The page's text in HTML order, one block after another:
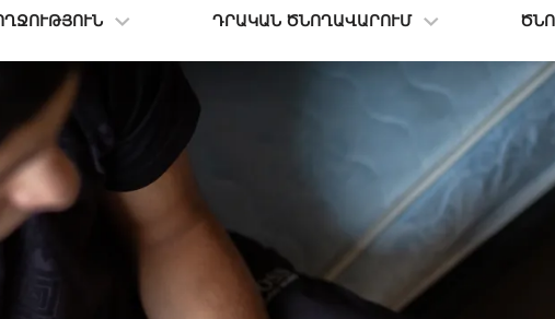
ԴՐԱԿԱՆ ԾՆՈՂԱՎԱՐՈՒՄ